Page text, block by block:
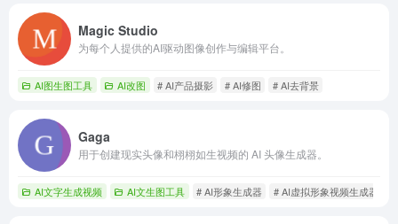
Magic Studio
为每个人提供的AI驱动图像创作与编辑平台。
AI图生图工具 AI改图 # AI产品摄影 # AI修图 # AI去背景
Gaga
用于创建现实头像和栩栩如生视频的 AI 头像生成器。
AI文字生成视频 AI文生图工具 # AI形象生成器 # AI虚拟形象视频生成器